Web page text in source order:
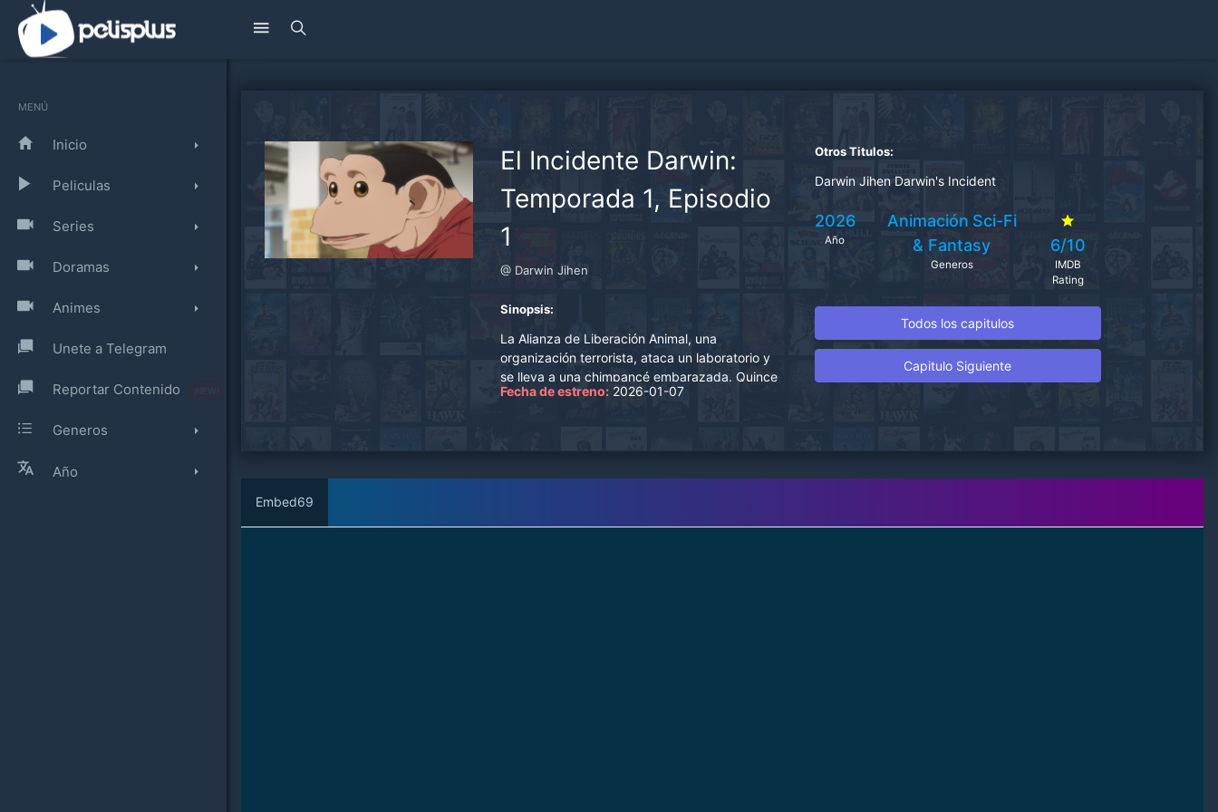
MENÚ
Inicio
Peliculas
Series
Doramas
Animes
Unete a Telegram
Reportar Contenido
Generos
Año
El Incidente Darwin:
Temporada 1, Episodio
1
@ Darwin Jihen
Sinopsis:
La Alianza de Liberación Animal, una
organización terrorista, ataca un laboratorio y
se lleva a una chimpancé embarazada. Quince
años después, Charlie, el humancé que nació
amigo de Lucy, aunque ambos ignoran lo
Fecha de estreno: 2026-01-07
Otros Titulos:
Darwin Jihen Darwin's Incident
2026
Año
Animación Sci-Fi
& Fantasy
Generos
6/10
IMDB
Rating
Todos los capitulos
Capitulo Siguiente
Embed69